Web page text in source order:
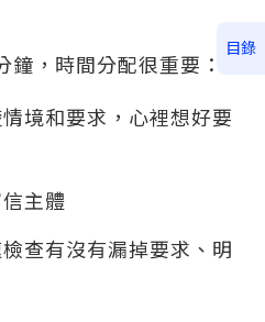
，時間分配很重要：
境和要求，心裡想好要
主體
查有沒有漏掉要求、明
目錄